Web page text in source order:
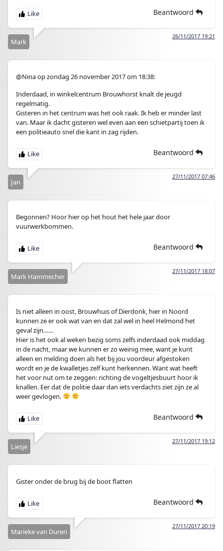
Beantwoord
26/11/2017 19:21
Mark
@Nina op zondag 26 november 2017 om 18:38:
Inderdaad, in winkelcentrum Brouwhorst knalt de jeugd
regelmatig.
Gisteren in het centrum was het ook raak. Ik heb er minder last
van. Maar ik dacht gisteren wel even aan een schietpartij toen ik
een politieauto snel die kant in zag rijden.
Beantwoord
27/11/2017 07:46
Jan
Begonnen? Hoor hier op het hout het hele jaar door
vuurwerkbommen.
Beantwoord
27/11/2017 18:07
Mark Hammecher
Is niet alleen in oost, Brouwhuis of Dierdonk, hier in Noord
kunnen ze er ook wat van en dat zal wel in heel Helmond het
geval zijn……
Hier is het ook al weken bezig soms zelfs inderdaad ook middag
in de nacht, maar we kunnen er zo weinig mee, want je kunt
alleen en melding doen als het bij jou voordeur afgestoken
wordt en je de kwalletjes zelf kunt herkennen. Want wat heeft
het voor nut om te zeggen: richting de vogeltjesbuurt hoor ik
knallen. Eer dat de politie daar dan iets verdachts ziet zijn ze al
weer gevlogen.
Beantwoord
27/11/2017 19:12
Liesje
Gister onder de brug bij de boot flatten
Beantwoord
27/11/2017 20:19
Marieke van Duren